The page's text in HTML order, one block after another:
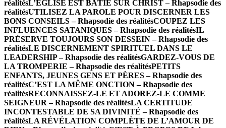
réalitésL’ÉGLISE EST BÂTIE SUR CHRIST – Rhapsodie des
réalitésUTILISEZ LA PAROLE POUR DISCERNER LES
BONS CONSEILS – Rhapsodie des réalitésCOUPEZ LES
INFLUENCES SATANIQUES – Rhapsodie des réalitésIL
PRÉSERVE TOUJOURS SON DESSEIN – Rhapsodie des
réalitésLE DISCERNEMENT SPIRITUEL DANS LE
LEADERSHIP – Rhapsodie des réalitésGARDEZ-VOUS DE
LA TROMPERIE – Rhapsodie des réalitésPETITS
ENFANTS, JEUNES GENS ET PÈRES – Rhapsodie des
réalitésC’EST LA MÊME ONCTION – Rhapsodie des
réalitésRECONNAISSEZ-LE ET ADOREZ-LE COMME
SEIGNEUR – Rhapsodie des réalitésLA CERTITUDE
INCONTESTABLE DE SA DIVINITÉ – Rhapsodie des
réalitésLA RÉVÉLATION COMPLÈTE DE L’AMOUR DE